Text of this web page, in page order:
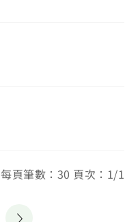
每頁筆數：30 頁次：1/1